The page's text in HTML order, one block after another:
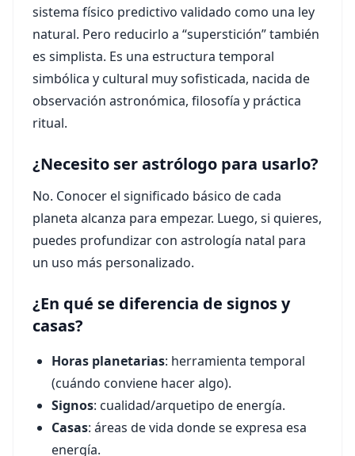
sistema físico predictivo validado como una ley
natural. Pero reducirlo a “superstición” también
es simplista. Es una estructura temporal
simbólica y cultural muy sofisticada, nacida de
observación astronómica, filosofía y práctica
ritual.
¿Necesito ser astrólogo para usarlo?
No. Conocer el significado básico de cada
planeta alcanza para empezar. Luego, si quieres,
puedes profundizar con astrología natal para
un uso más personalizado.
¿En qué se diferencia de signos y
casas?
Horas planetarias: herramienta temporal
(cuándo conviene hacer algo).
Signos: cualidad/arquetipo de energía.
Casas: áreas de vida donde se expresa esa
energía.